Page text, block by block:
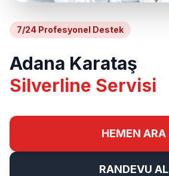
7/24 Profesyonel Destek
Adana Karataş
Silverline Servisi
HEMEN ARA
RANDEVU AL